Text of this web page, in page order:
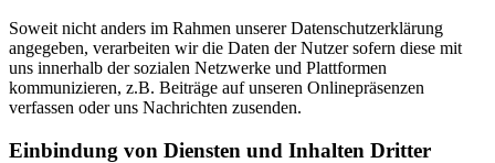
Soweit nicht anders im Rahmen unserer Datenschutzerklärung
angegeben, verarbeiten wir die Daten der Nutzer sofern diese mit
uns innerhalb der sozialen Netzwerke und Plattformen
kommunizieren, z.B. Beiträge auf unseren Onlinepräsenzen
verfassen oder uns Nachrichten zusenden.
Einbindung von Diensten und Inhalten Dritter